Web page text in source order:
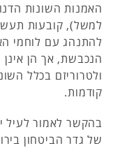
האמנות השונות
למשל), קובעות
להתנהג עם לוחמי
הנכבשת, אך הן
ולטרוריזם בכלל
קודמות.
בהקשר לאמור לעיל
של גדר הביטחון